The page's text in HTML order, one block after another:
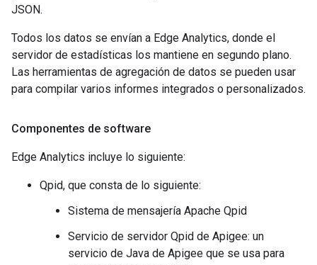
JSON.
Todos los datos se envían a Edge Analytics, donde el
servidor de estadísticas los mantiene en segundo plano.
Las herramientas de agregación de datos se pueden usar
para compilar varios informes integrados o personalizados.
Componentes de software
Edge Analytics incluye lo siguiente:
Qpid, que consta de lo siguiente:
Sistema de mensajería Apache Qpid
Servicio de servidor Qpid de Apigee: un
servicio de Java de Apigee que se usa para